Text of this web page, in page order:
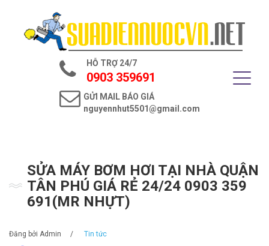
Trang chủ
Dịch vụ điện nước
HỖ TRỢ 24/7
0903 359691
GỬI MAIL BÁO GIÁ
nguyennhut5501@gmail.com
SỬA MÁY BƠM HƠI TẠI NHÀ QUẬN
TÂN PHÚ GIÁ RẺ 24/24 0903 359
691(MR NHỰT)
Đăng bởi Admin / Tin tức